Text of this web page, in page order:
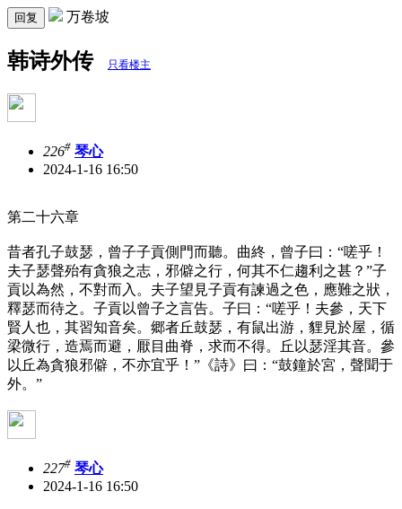
回复 万卷坡
韩诗外传 只看楼主
226# 琴心
2024-1-16 16:50
第二十六章
昔者孔子鼓瑟，曾子子貢側門而聽。曲終，曾子曰：“嗟乎！
夫子瑟聲殆有貪狼之志，邪僻之行，何其不仁趨利之甚？”子
貢以為然，不對而入。夫子望見子貢有諫過之色，應難之狀，
釋瑟而待之。子貢以曾子之言告。子曰：“嗟乎！夫參，天下
賢人也，其習知音矣。郷者丘鼓瑟，有鼠出游，貍見於屋，循
梁微行，造焉而避，厭目曲脊，求而不得。丘以瑟淫其音。參
以丘為貪狼邪僻，不亦宜乎！”《詩》曰：“鼓鐘於宮，聲聞于
外。”
227# 琴心
2024-1-16 16:50